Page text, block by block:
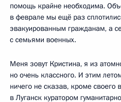
помощь крайне необходима.
в феврале мы ещё раз
эвакуированным гражданам, а
с семьями военных.
Меня зовут Кристина, я из
но очень классного. И этим
ничего не сказав, кроме своего
в Луганск куратором